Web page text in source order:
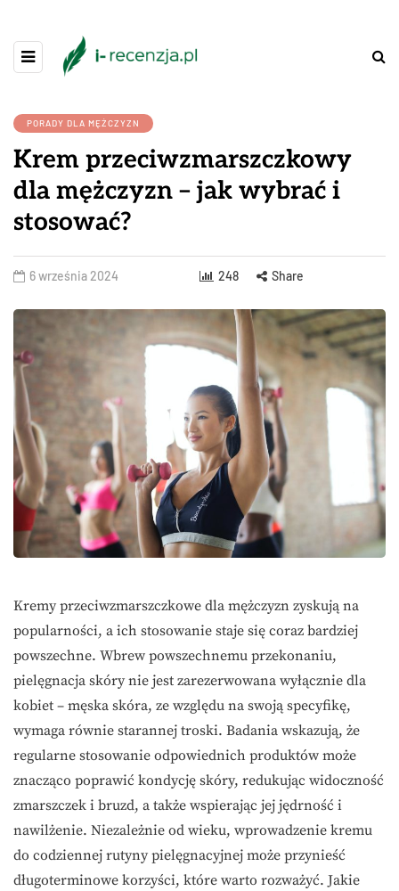
PORADY DLA MĘŻCZYZN
Krem przeciwzmarszczkowy
dla mężczyzn – jak wybrać i
stosować?
6 września 2024 248 Share
Kremy przeciwzmarszczkowe dla mężczyzn zyskują na
popularności, a ich stosowanie staje się coraz bardziej
powszechne. Wbrew powszechnemu przekonaniu,
pielęgnacja skóry nie jest zarezerwowana wyłącznie dla
kobiet – męska skóra, ze względu na swoją specyfikę,
wymaga równie starannej troski. Badania wskazują, że
regularne stosowanie odpowiednich produktów może
znacząco poprawić kondycję skóry, redukując widoczność
zmarszczek i bruzd, a także wspierając jej jędrność i
nawilżenie. Niezależnie od wieku, wprowadzenie kremu
do codziennej rutyny pielęgnacyjnej może przynieść
długoterminowe korzyści, które warto rozważyć. Jakie